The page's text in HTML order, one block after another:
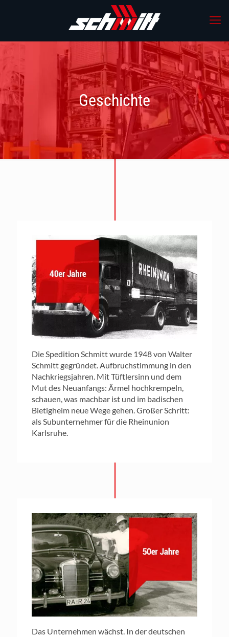
Geschichte
Die Spedition Schmitt wurde 1948 von Walter
Schmitt gegründet. Aufbruchstimmung in den
Nachkriegsjahren. Mit Tüftlersinn und dem
Mut des Neuanfangs: Ärmel hochkrempeln,
schauen, was machbar ist und im badischen
Bietigheim neue Wege gehen. Großer Schritt:
als Subunternehmer für die Rheinunion
Karlsruhe.
Das Unternehmen wächst. In der deutschen